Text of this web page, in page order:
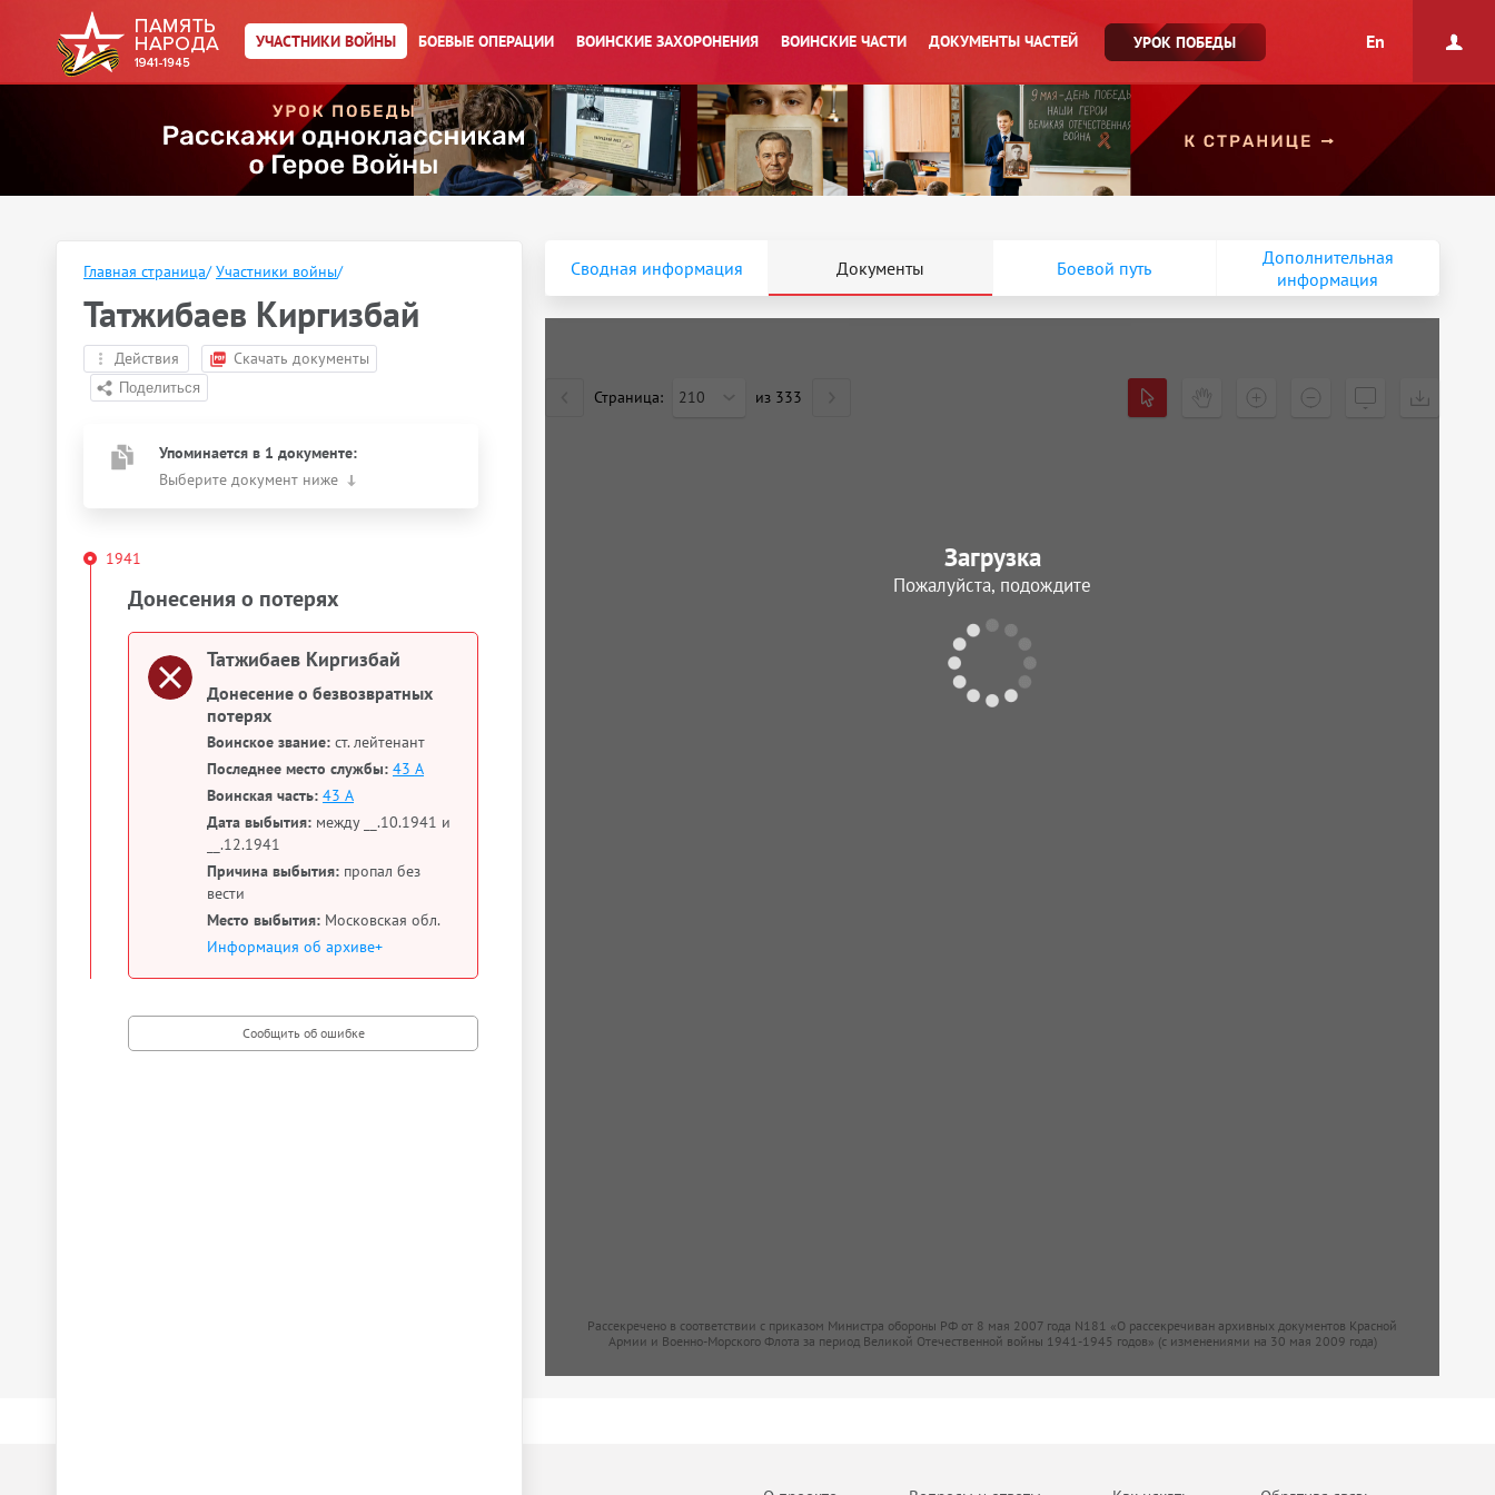
УЧАСТНИКИ ВОЙНЫ БОЕВЫЕ ОПЕРАЦИИ ВОИНСКИЕ ЗАХОРОНЕНИЯ ВОИНСКИЕ ЧАСТИ ДОКУМЕНТЫ ЧАСТЕЙ УРОК ПОБЕДЫ En
Главная страница/ Участники войны/
Татжибаев Киргизбай
Действия Скачать документы
Упоминается в 1 документе:
Выберите документ ниже
1941
Донесения о потерях
Татжибаев Киргизбай
Донесение о безвозвратных
потерях
Воинское звание: ст. лейтенант
Последнее место службы: 43 А
Воинская часть: 43 А
Дата выбытия: между __.10.1941 и
__.12.1941
Причина выбытия: пропал без
вести
Место выбытия: Московская обл.
Информация об архиве+
Сводная информация Документы Боевой путь
Дополнительная
информация
Страница: 210 из 333
Рассекречено в соответствии с приказом Министра обороны РФ от 8 мая 2007 года N181 «О рассекречиван архивных документов Красной
Армии и Военно-Морского Флота за период Великой Отечественной войны 1941-1945 годов» (с изменениями на 30 мая 2009 года)
Загрузка
Пожалуйста, подождите